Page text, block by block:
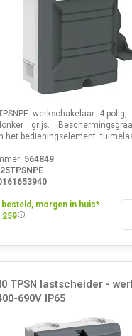
werkschakelaar 4-
grijs.
het bedieningselement:
564849
morgen in huis*
259
TPSN lastscheider -
690V IP65